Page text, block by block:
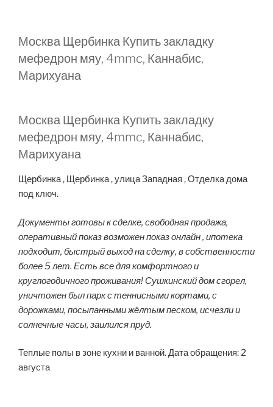
Москва Щербинка Купить закладку
мефедрон мяу, 4mmc, Каннабис,
Марихуана
Москва Щербинка Купить закладку
мефедрон мяу, 4mmc, Каннабис,
Марихуана
Щербинка , Щербинка , улица Западная , Отделка дома
под ключ.
Документы готовы к сделке, свободная продажа,
оперативный показ возможен показ онлайн , ипотека
подходит, быстрый выход на сделку, в собственности
более 5 лет. Есть все для комфортного и
круглогодичного проживания! Сушкинский дом сгорел,
уничтожен был парк с теннисными кортами, с
дорожками, посыпанными жёлтым песком, исчезли и
солнечные часы, заилился пруд.
Теплые полы в зоне кухни и ванной. Дата обращения: 2
августа